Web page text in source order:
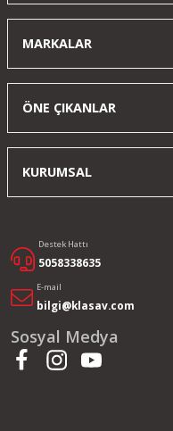
MARKALAR
ÖNE ÇIKANLAR
KURUMSAL
Destek Hattı
5058338635
E-mail
bilgi@klasav.com
Sosyal Medya